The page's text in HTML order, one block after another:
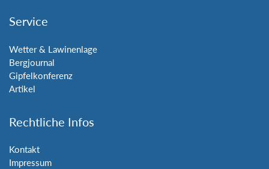
Service
Wetter & Lawinenlage
Bergjournal
Gipfelkonferenz
Artikel
Rechtliche Infos
Kontakt
Impressum